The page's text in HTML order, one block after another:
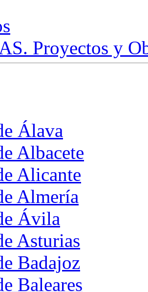
Proyectos y
Álava
Albacete
Alicante
Almería
Ávila
Asturias
Badajoz
Baleares